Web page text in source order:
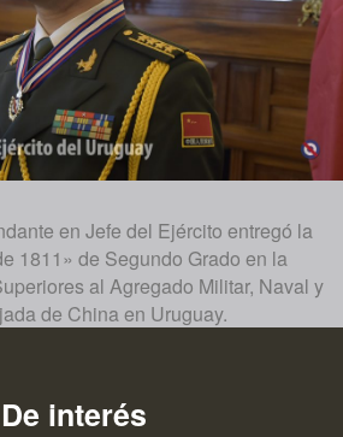
en Jefe del Ejército entregó la
1811» de Segundo Grado en la
al Agregado Militar, Naval y
de China en Uruguay.
De interés